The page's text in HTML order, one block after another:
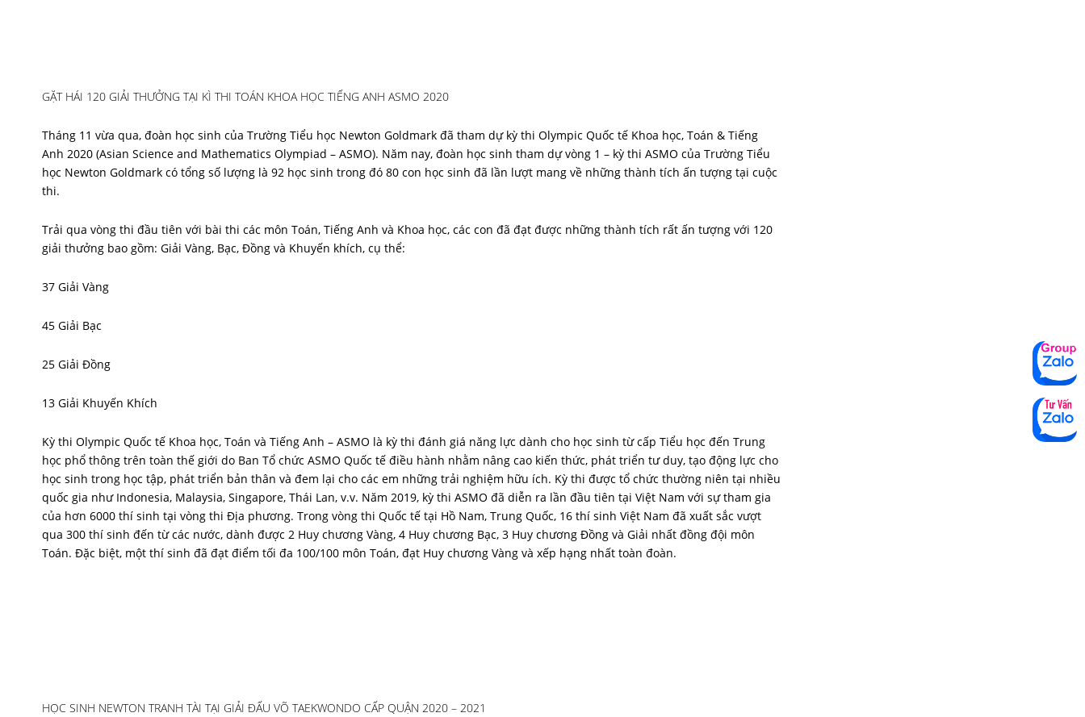
GẶT HÁI 120 GIẢI THƯỞNG TẠI KÌ THI TOÁN KHOA HỌC TIẾNG ANH ASMO 2020
Tháng 11 vừa qua, đoàn học sinh của Trường Tiểu học Newton Goldmark đã tham dự kỳ thi Olympic Quốc tế Khoa học, Toán & Tiếng
Anh 2020 (Asian Science and Mathematics Olympiad – ASMO). Năm nay, đoàn học sinh tham dự vòng 1 – kỳ thi ASMO của Trường Tiểu
học Newton Goldmark có tổng số lượng là 92 học sinh trong đó 80 con học sinh đã lần lượt mang về những thành tích ấn tượng tại cuộc
thi.
Trải qua vòng thi đầu tiên với bài thi các môn Toán, Tiếng Anh và Khoa học, các con đã đạt được những thành tích rất ấn tượng với 120
giải thưởng bao gồm: Giải Vàng, Bạc, Đồng và Khuyến khích, cụ thể:
37 Giải Vàng
45 Giải Bạc
25 Giải Đồng
13 Giải Khuyến Khích
Kỳ thi Olympic Quốc tế Khoa học, Toán và Tiếng Anh – ASMO là kỳ thi đánh giá năng lực dành cho học sinh từ cấp Tiểu học đến Trung
học phổ thông trên toàn thế giới do Ban Tổ chức ASMO Quốc tế điều hành nhằm nâng cao kiến thức, phát triển tư duy, tạo động lực cho
học sinh trong học tập, phát triển bản thân và đem lại cho các em những trải nghiệm hữu ích. Kỳ thi được tổ chức thường niên tại nhiều
quốc gia như Indonesia, Malaysia, Singapore, Thái Lan, v.v. Năm 2019, kỳ thi ASMO đã diễn ra lần đầu tiên tại Việt Nam với sự tham gia
của hơn 6000 thí sinh tại vòng thi Địa phương. Trong vòng thi Quốc tế tại Hồ Nam, Trung Quốc, 16 thí sinh Việt Nam đã xuất sắc vượt
qua 300 thí sinh đến từ các nước, dành được 2 Huy chương Vàng, 4 Huy chương Bạc, 3 Huy chương Đồng và Giải nhất đồng đội môn
Toán. Đặc biệt, một thí sinh đã đạt điểm tối đa 100/100 môn Toán, đạt Huy chương Vàng và xếp hạng nhất toàn đoàn.
HỌC SINH NEWTON TRANH TÀI TẠI GIẢI ĐẤU VÕ TAEKWONDO CẤP QUẬN 2020 – 2021